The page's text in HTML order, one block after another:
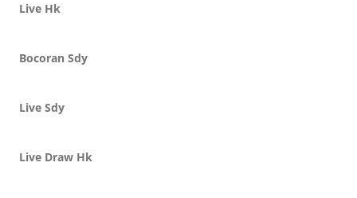
Live Hk
Bocoran Sdy
Live Sdy
Live Draw Hk